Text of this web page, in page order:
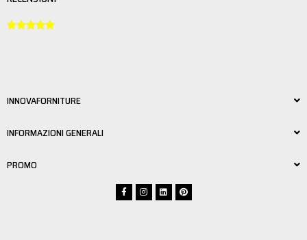

INNOVAFORNITURE
INFORMAZIONI GENERALI
PROMO